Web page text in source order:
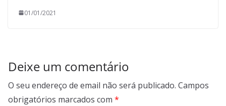
01/01/2021
Deixe um comentário
O seu endereço de email não será publicado. Campos
obrigatórios marcados com *